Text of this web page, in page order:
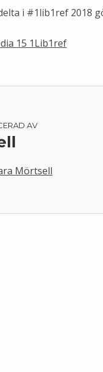
i #1lib1ref 2018
AV
Mörtsell